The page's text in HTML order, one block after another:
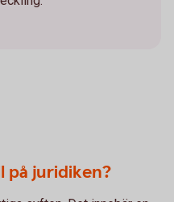
på juridiken?